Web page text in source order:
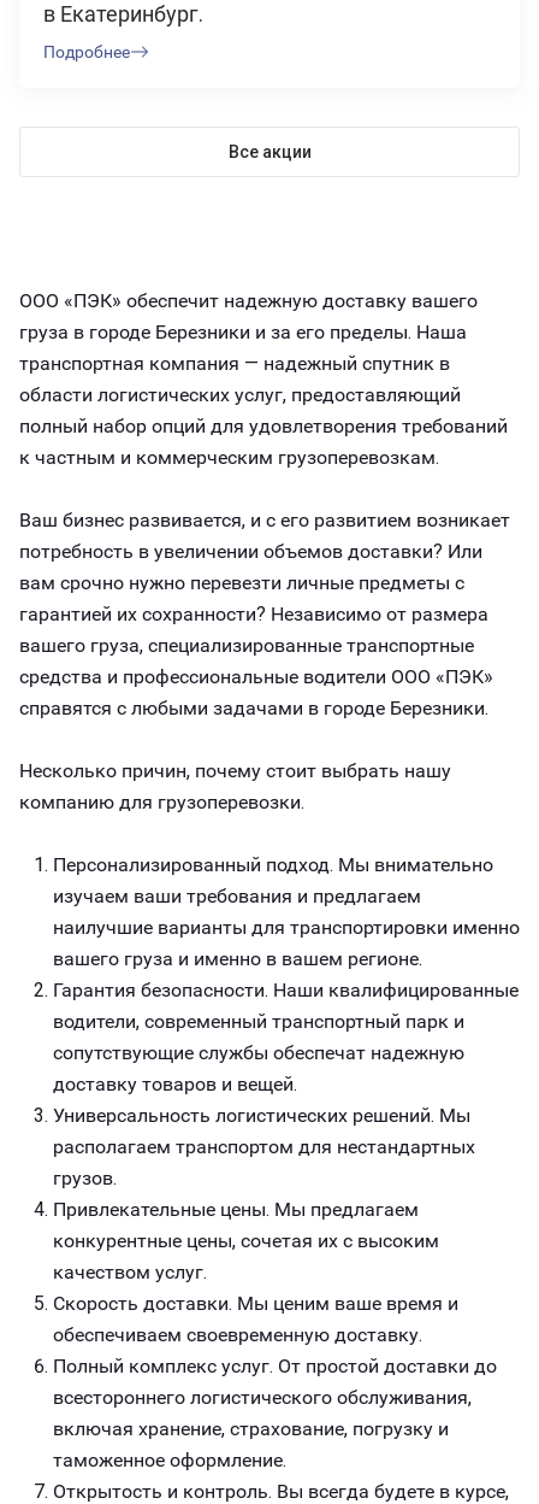
в Екатеринбург.
Подробнее
Все акции
ООО «ПЭК» обеспечит надежную доставку вашего
груза в городе Березники и за его пределы. Наша
транспортная компания — надежный спутник в
области логистических услуг, предоставляющий
полный набор опций для удовлетворения требований
к частным и коммерческим грузоперевозкам.
Ваш бизнес развивается, и с его развитием возникает
потребность в увеличении объемов доставки? Или
вам срочно нужно перевезти личные предметы с
гарантией их сохранности? Независимо от размера
вашего груза, специализированные транспортные
средства и профессиональные водители ООО «ПЭК»
справятся с любыми задачами в городе Березники.
Несколько причин, почему стоит выбрать нашу
компанию для грузоперевозки.
Персонализированный подход. Мы внимательно
изучаем ваши требования и предлагаем
наилучшие варианты для транспортировки именно
вашего груза и именно в вашем регионе.
Гарантия безопасности. Наши квалифицированные
водители, современный транспортный парк и
сопутствующие службы обеспечат надежную
доставку товаров и вещей.
Универсальность логистических решений. Мы
располагаем транспортом для нестандартных
грузов.
Привлекательные цены. Мы предлагаем
конкурентные цены, сочетая их с высоким
качеством услуг.
Скорость доставки. Мы ценим ваше время и
обеспечиваем своевременную доставку.
Полный комплекс услуг. От простой доставки до
всестороннего логистического обслуживания,
включая хранение, страхование, погрузку и
таможенное оформление.
Открытость и контроль. Вы всегда будете в курсе,